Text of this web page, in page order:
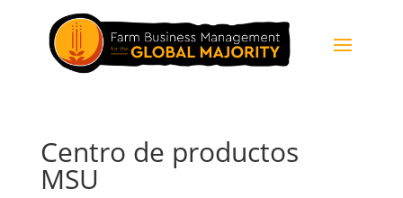
Centro de productos
MSU